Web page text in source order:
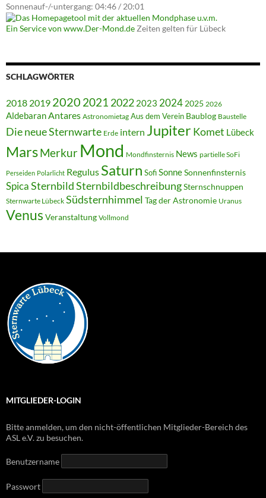
Sonnenauf-/-untergang: 04:46 / 20:01
Ein Service von www.Der-Mond.de Zeiten gelten für Lübeck
SCHLAGWÖRTER
2018 2019 2020 2021 2022 2023 2024 2025 2026
AldebaranAntares Astronomietag Aus dem Verein Baublog Baustelle
Die neue Sternwarte Erde intern Jupiter Komet Lübeck
MarsMerkur Mond Mondfinsternis News partielle SoFi
Perseiden Polarlicht Regulus Saturn SofiSonneSonnenfinsternis
Spica SternbildSternbildbeschreibungSternschnuppen
Sternwarte Lübeck Südsternhimmel Tag der Astronomie Uranus
Venus Veranstaltung Vollmond
MITGLIEDER-LOGIN
Bitte anmelden, um den nicht-öffentlichen Mitglieder-Bereich des
ASL e.V. zu besuchen.
Benutzername
Passwort